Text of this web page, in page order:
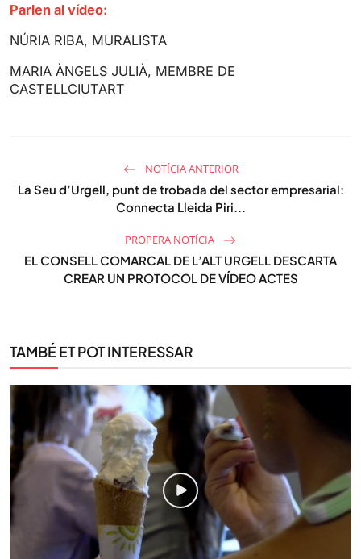
Parlen al vídeo:
NÚRIA RIBA, MURALISTA
MARIA ÀNGELS JULIÀ, MEMBRE DE
CASTELLCIUTART
NOTÍCIA ANTERIOR
La Seu d’Urgell, punt de trobada del sector empresarial:
Connecta Lleida Piri...
PROPERA NOTÍCIA
EL CONSELL COMARCAL DE L’ALT URGELL DESCARTA
CREAR UN PROTOCOL DE VÍDEO ACTES
TAMBÉ ET POT INTERESSAR